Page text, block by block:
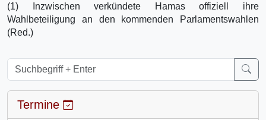
(1) Inzwischen verkündete Hamas offiziell ihre
Wahlbeteiligung an den kommenden Parlamentswahlen
(Red.)
Termine